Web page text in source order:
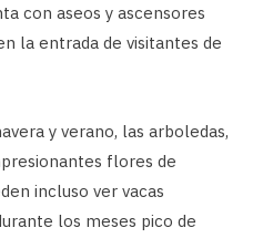
con aseos y ascensores
la entrada de visitantes de
y verano, las arboledas,
flores de
incluso ver vacas
los meses pico de